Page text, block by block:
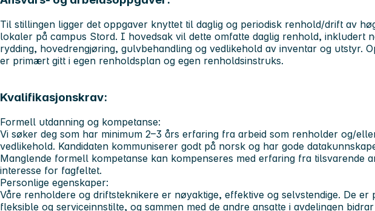
Til stillingen ligger det oppgaver knyttet til daglig og periodisk renhold/drift av
lokaler på campus Stord. I hovedsak vil dette omfatte daglig renhold, inkludert
rydding, hovedrengjøring, gulvbehandling og vedlikehold av inventar og utstyr.
er primært gitt i egen renholdsplan og egen renholdsinstruks.
Kvalifikasjonskrav:
Formell utdanning og kompetanse:
Vi søker deg som har minimum 2–3 års erfaring fra arbeid som renholder og/
vedlikehold. Kandidaten kommuniserer godt på norsk og har gode
Manglende formell kompetanse kan kompenseres med erfaring fra tilsvarende
interesse for fagfeltet.
Personlige egenskaper:
Våre renholdere og driftsteknikere er nøyaktige, effektive og selvstendige. De er
fleksible og serviceinnstilte, og sammen med de andre ansatte i avdelingen